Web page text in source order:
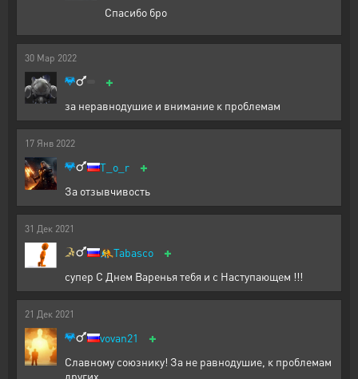
Спасибо бро
30 Мар 2022
+
за неравнодушие и внимание к проблемам
17 Янв 2022
T_o_r +
За отзывчивость
31 Дек 2021
🤼Tabasco +
супер С Днем Варенья тебя и с Наступающем !!!
21 Дек 2021
vovan21 +
Славному союзнику! За не равнодушие, к проблемам
других